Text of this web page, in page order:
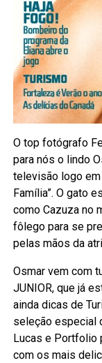
O top fotógrafo
para nós o lindo
televisão logo em
Família”. O gato
como Cazuza no
fôlego para se
pelas mãos da
Osmar vem com
JUNIOR, que já
ainda dicas de
seleção especial
Lucas e Portfolio
com os mais